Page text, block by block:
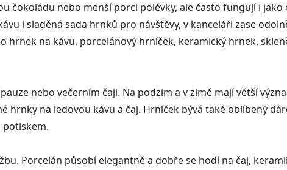
čokoládu nebo menší porci polévky, ale často fungují i
i sladěná sada hrnků pro návštěvy, v kanceláři zase
hrnek na kávu, porcelánový hrníček, keramický hrnek,
nebo večerním čaji. Na podzim a v zimě mají větší
hrnky na ledovou kávu a čaj. Hrníček bývá také oblíbený
potiskem.
Porcelán působí elegantně a dobře se hodí na čaj,